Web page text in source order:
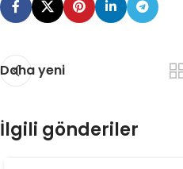
Daha yeni
İlgili gönderiler